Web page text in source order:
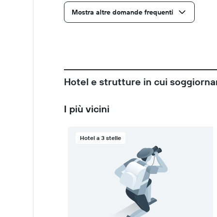
Mostra altre domande frequenti
Hotel e strutture in cui
I più vicini
Hotel a 3 stelle